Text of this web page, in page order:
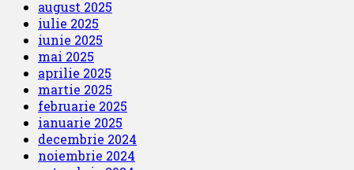
august 2025
iulie 2025
iunie 2025
mai 2025
aprilie 2025
martie 2025
februarie 2025
ianuarie 2025
decembrie 2024
noiembrie 2024